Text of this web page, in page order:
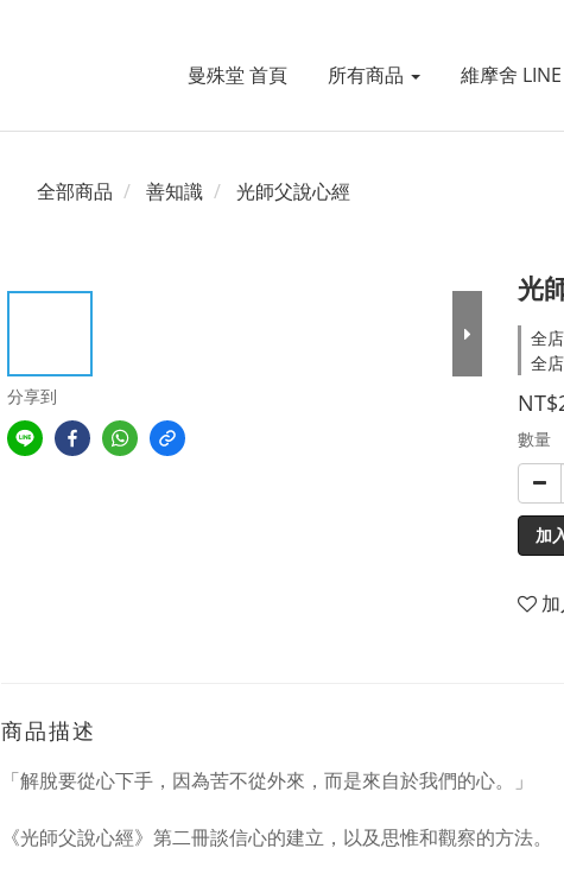
曼殊堂 首頁 所有商品 維摩舍 LINE
全部商品 善知識 光師父說心經
分享到
光
全
全
數量
加
商品描述
「解脫要從心下手，因為苦不從外來，而是來自於我們的心。」
《光師父說心經》第二冊談信心的建立，以及思惟和觀察的方法。